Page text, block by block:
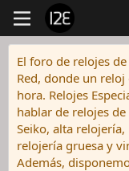
El foro de relojes
Red, donde un
hora. Relojes
hablar de relojes
Seiko, alta
relojería gruesa y
Además,